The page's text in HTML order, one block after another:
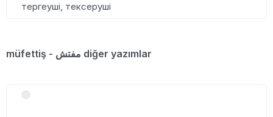
тергеуші, тексеруші
müfettiş - مفتش diğer yazımlar